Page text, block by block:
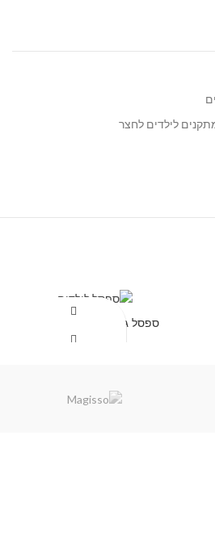
לילדים לחצר
ספסל גן לילדים דגם קלאסי